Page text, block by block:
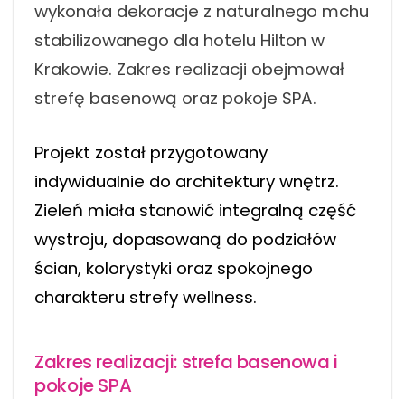
wykonała dekoracje z naturalnego mchu
stabilizowanego dla hotelu Hilton w
Krakowie. Zakres realizacji obejmował
strefę basenową oraz pokoje SPA.
Projekt został przygotowany
indywidualnie do architektury wnętrz.
Zieleń miała stanowić integralną część
wystroju, dopasowaną do podziałów
ścian, kolorystyki oraz spokojnego
charakteru strefy wellness.
Zakres realizacji: strefa basenowa i
pokoje SPA